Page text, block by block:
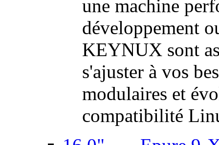
une machine
développement
KEYNUX sont
s'ajuster à vos
modulaires et
compatibilité